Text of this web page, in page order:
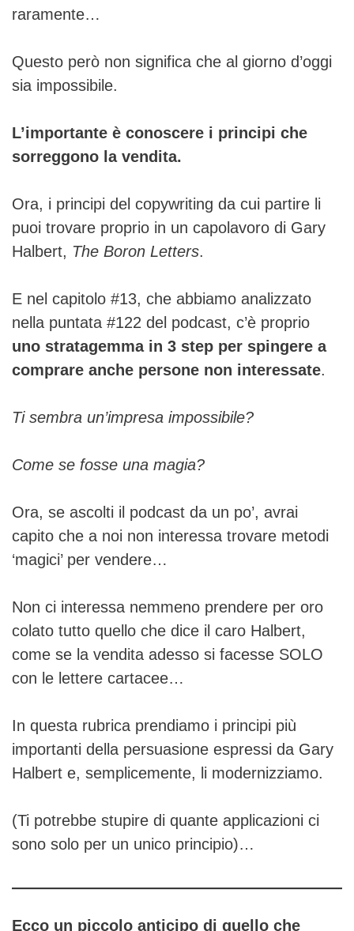
raramente…
Questo però non significa che al giorno d’oggi
sia impossibile.
L’importante è conoscere i principi che
sorreggono la vendita.
Ora, i principi del copywriting da cui partire li
puoi trovare proprio in un capolavoro di Gary
Halbert, The Boron Letters.
E nel capitolo #13, che abbiamo analizzato
nella puntata #122 del podcast, c’è proprio
uno stratagemma in 3 step per spingere a
comprare anche persone non interessate.
Ti sembra un’impresa impossibile?
Come se fosse una magia?
Ora, se ascolti il podcast da un po’, avrai
capito che a noi non interessa trovare metodi
‘magici’ per vendere…
Non ci interessa nemmeno prendere per oro
colato tutto quello che dice il caro Halbert,
come se la vendita adesso si facesse SOLO
con le lettere cartacee…
In questa rubrica prendiamo i principi più
importanti della persuasione espressi da Gary
Halbert e, semplicemente, li modernizziamo.
(Ti potrebbe stupire di quante applicazioni ci
sono solo per un unico principio)…
Ecco un piccolo anticipo di quello che